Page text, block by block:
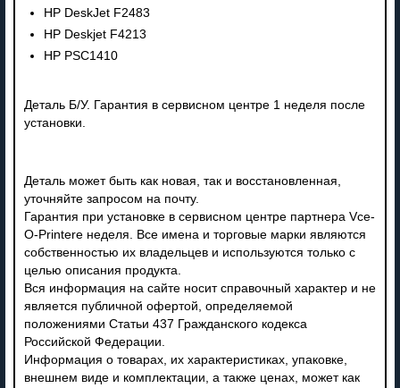
HP DeskJet F2483
HP Deskjet F4213
HP PSC1410
Деталь Б/У. Гарантия в сервисном центре 1 неделя после
установки.
Деталь может быть как новая, так и восстановленная,
уточняйте запросом на почту.
Гарантия при установке в сервисном центре партнера Vce-
O-Printere неделя. Все имена и торговые марки являются
собственностью их владельцев и используются только с
целью описания продукта.
Вся информация на сайте носит справочный характер и не
является публичной офертой, определяемой
положениями Статьи 437 Гражданского кодекса
Российской Федерации.
Информация о товарах, их характеристиках, упаковке,
внешнем виде и комплектации, а также ценах, может как